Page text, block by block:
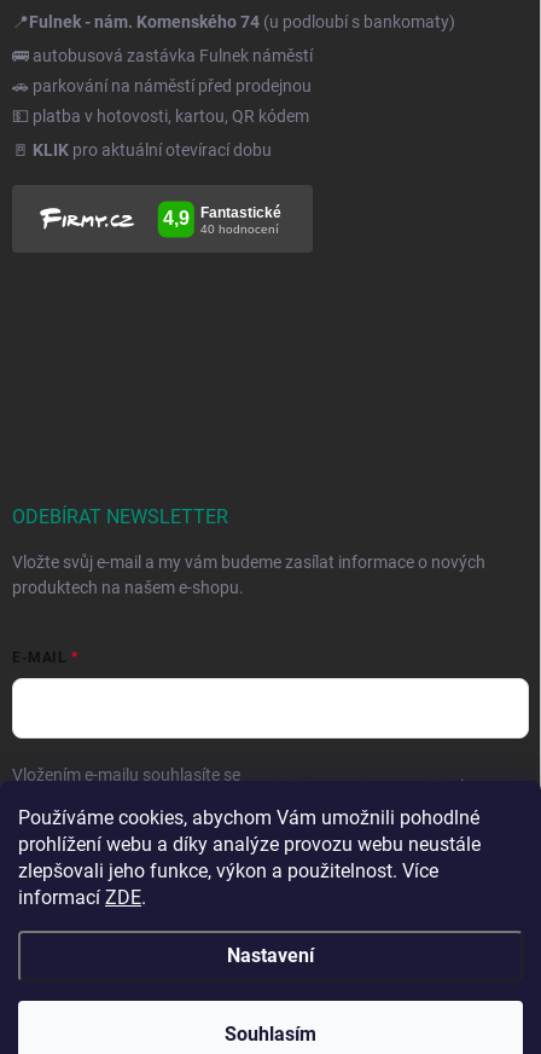
Používáme cookies, abychom Vám umožnili pohodlné
prohlížení webu a díky analýze provozu webu neustále
zlepšovali jeho funkce, výkon a použitelnost. Více
informací ZDE.
Nastavení
Souhlasím
Přejeme krásné prázdniny! 🧡 | Vaše objednávky
📍Fulnek - nám. Komenského 74 (u podloubí s bankomaty)
🚌 autobusová zastávka Fulnek náměstí
🚗 parkování na náměstí před prodejnou
💵 platba v hotovosti, kartou, QR kódem
🚪 KLIK pro aktuální otevírací dobu
ODEBÍRAT NEWSLETTER
Vložte svůj e-mail a my vám budeme zasílat informace o nových
produktech na našem e-shopu.
E-MAIL
Vložením e-mailu souhlasíte se .
Přihlásit se
Copyright 2026Hračky vzdělávačky. Všechna práva vyhrazena.Upravit
nastavení cookies